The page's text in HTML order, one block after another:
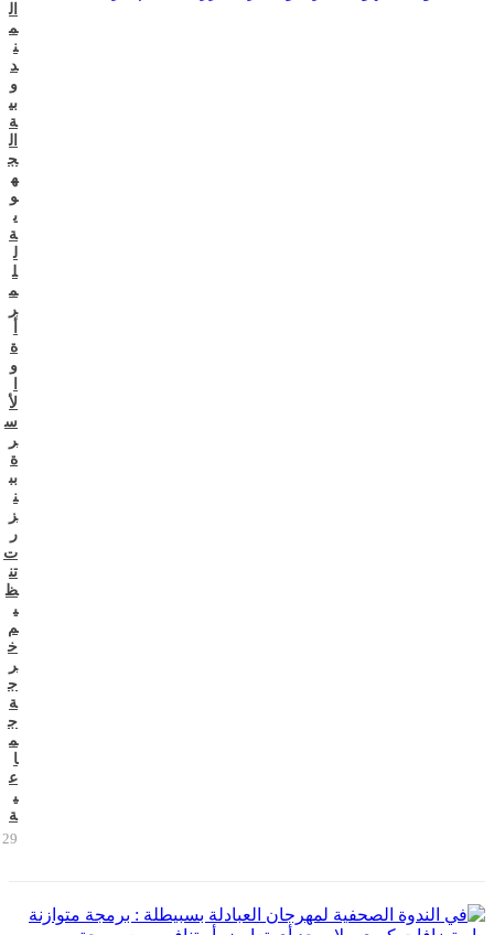
ال
م
ن
د
و
بي
ة
ال
ج
ه
و
ي
ة
ل
ل
م
ر
ة
و
لأ
س
ر
ة
بب
ن
ز
ر
ت
تن
ظ
ي
م
خ
ر
ج
ة
ج
م
ا
ع
ي
ة
29 يوليو 2026